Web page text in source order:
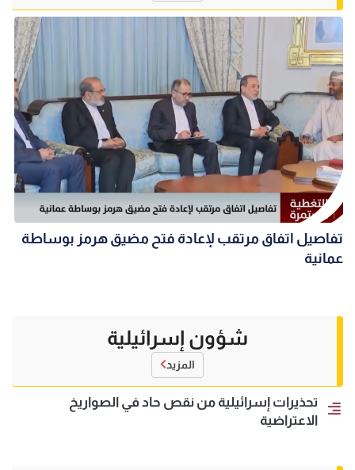
تفاصيل اتفاق مرتقب لإعادة فتح مضيق هرمز بوساطة
عمانية
شؤون إسرائيلية
المزيد
تحذيرات إسرائيلية من نقص حاد في الصواريخ
الاعتراضية